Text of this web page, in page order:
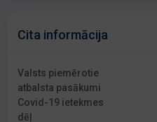
Cita informācija
Valsts piemērotie
atbalsta pasākumi
Covid-19 ietekmes
dēļ